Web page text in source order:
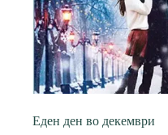
Еден ден во декември